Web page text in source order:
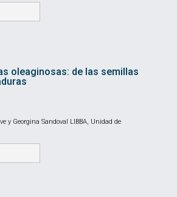
oleaginosas: de las semillas
y Georgina Sandoval LIBBA, Unidad de